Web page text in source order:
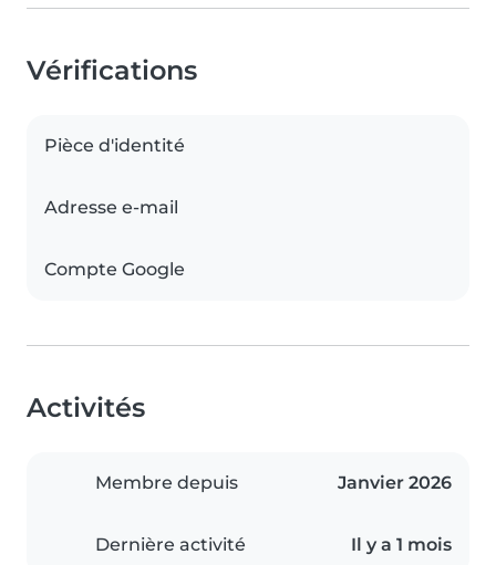
Vérifications
Pièce d'identité
Adresse e-mail
Compte Google
Activités
Membre depuis Janvier 2026
Dernière activité Il y a 1 mois